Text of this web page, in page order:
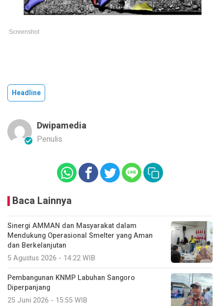
Screenshot
Headline
Dwipamedia
Penulis
Baca Lainnya
Sinergi AMMAN dan Masyarakat dalam
Mendukung Operasional Smelter yang Aman
dan Berkelanjutan
5 Agustus 2026 - 14:22 WIB
Pembangunan KNMP Labuhan Sangoro
Diperpanjang
25 Juni 2026 - 15:55 WIB